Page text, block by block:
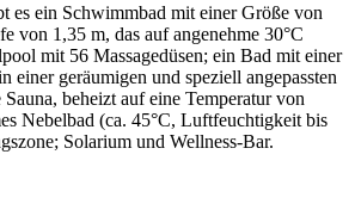
es ein Schwimmbad mit einer Größe von
von 1,35 m, das auf angenehme 30°C
mit 56 Massagedüsen; ein Bad mit einer
einer geräumigen und speziell angepassten
beheizt auf eine Temperatur von
Nebelbad (ca. 45°C, Luftfeuchtigkeit bis
Solarium und Wellness-Bar.